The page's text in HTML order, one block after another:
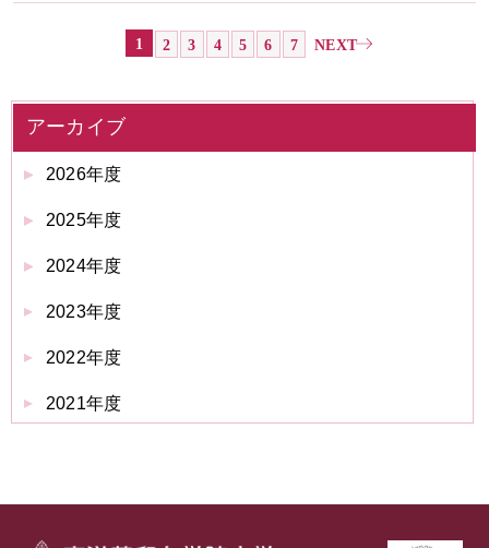
1 2 3 4 5 6 7 NEXT
アーカイブ
2026年度
2025年度
2024年度
2023年度
2022年度
2021年度